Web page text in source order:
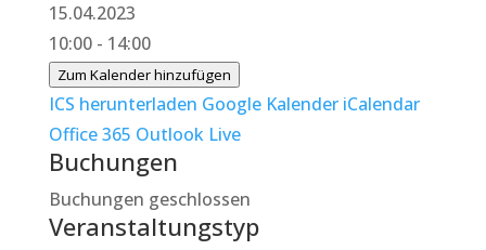
15.04.2023
10:00 - 14:00
Zum Kalender hinzufügen
ICS herunterladen Google Kalender iCalendar
Office 365 Outlook Live
Buchungen
Buchungen geschlossen
Veranstaltungstyp